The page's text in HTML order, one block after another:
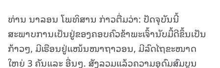
ທ່ານ ນາລອນ ໂພທິສານ ກ່າວຕື່ມວ່າ: ປັດຈຸບັນນີ້
ສະພາບການເປັນຢູ່ຂອງຄອບຄົວຂ້າພະເຈົ້ານັບມື້ດີຂຶ້ນເປັນ
ກ້າວໆ, ມີເຮືອນຢູ່ແໜ້ນໜາຖາວອນ, ມີລົດໄຖຂະໜາດ
ໃຫຍ່ 3 ຄັນແລະ ອື່ນໆ. ສັງລວມແລ້ວຄວາມອຸດົມສົມບູນ